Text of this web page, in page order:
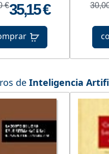
€35,15 €
de Inteligencia